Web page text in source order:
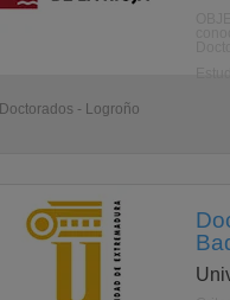
Doctorados - Logroño